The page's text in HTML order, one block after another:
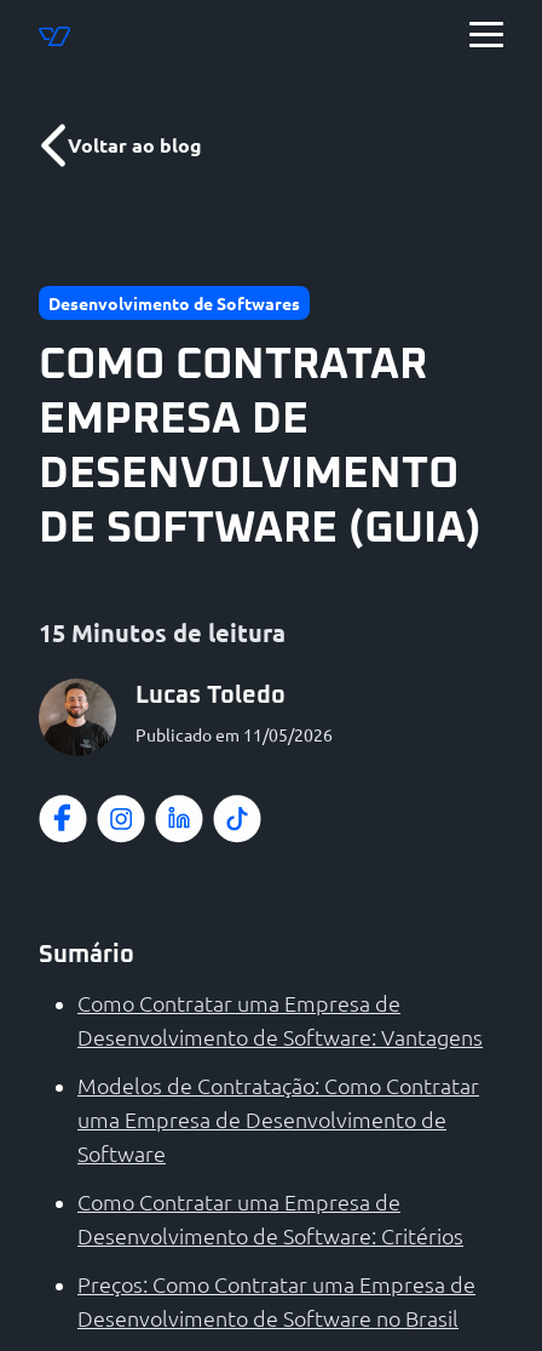
Voltar ao blog
Desenvolvimento de Softwares
COMO CONTRATAR
EMPRESA DE
DESENVOLVIMENTO
DE SOFTWARE (GUIA)
15 Minutos de leitura
Lucas Toledo
Publicado em 11/05/2026
Sumário
Como Contratar uma Empresa de
Desenvolvimento de Software: Vantagens
Modelos de Contratação: Como Contratar
uma Empresa de Desenvolvimento de
Software
Como Contratar uma Empresa de
Desenvolvimento de Software: Critérios
Preços: Como Contratar uma Empresa de
Desenvolvimento de Software no Brasil